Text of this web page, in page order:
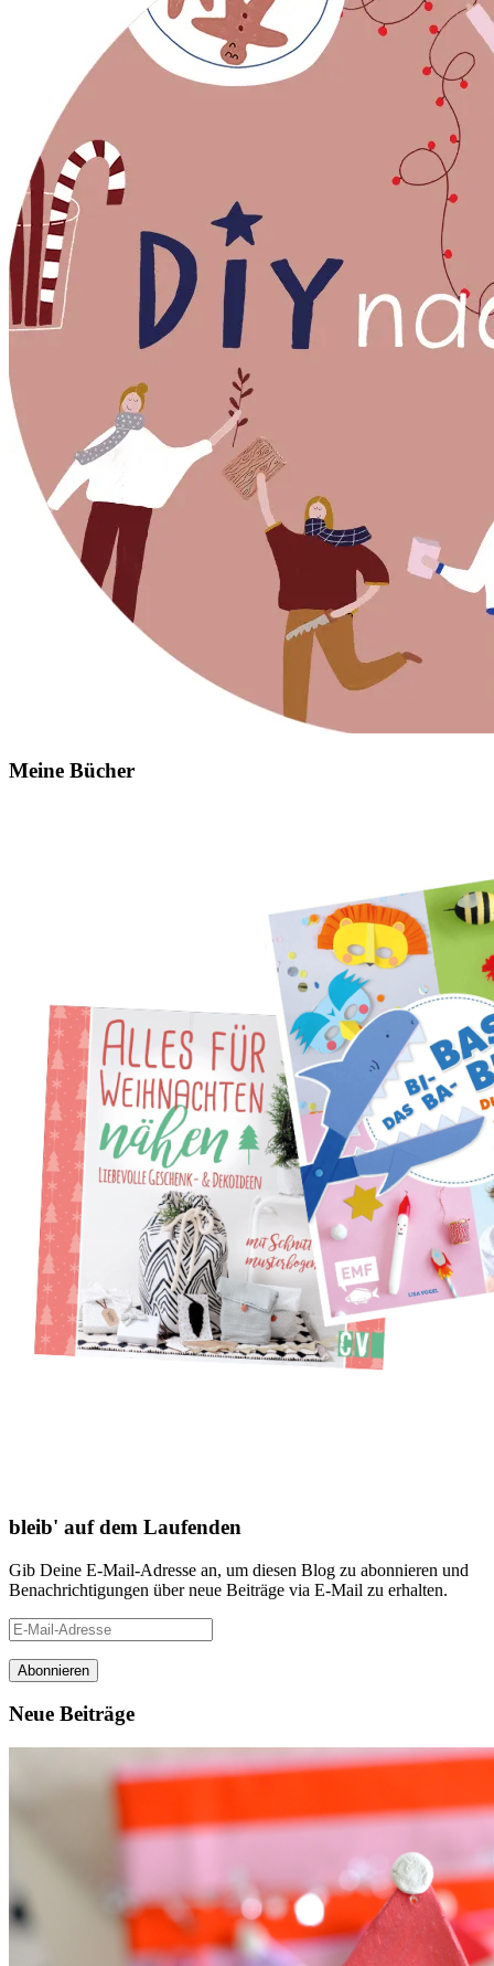
Meine Bücher
bleib' auf dem Laufenden
Gib Deine E-Mail-Adresse an, um diesen Blog zu abonnieren und
Benachrichtigungen über neue Beiträge via E-Mail zu erhalten.
E-
Mail-
Adresse
Neue Beiträge